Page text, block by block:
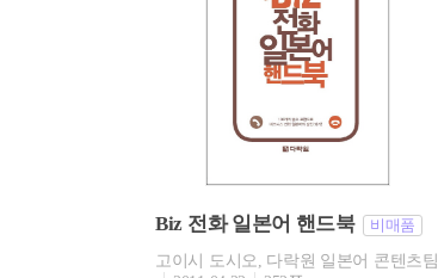
Biz 전화 일본어 핸드북
비매품
고이시 도시오, 다락원 일본어 콘텐츠팀